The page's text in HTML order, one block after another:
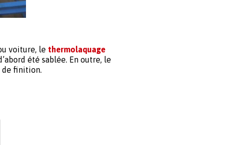
voiture, le thermolaquage
été sablée. En outre, le
finition.